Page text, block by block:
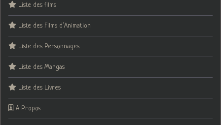
Liste des films
Liste des Films d’Animation
Liste des Personnages
Liste des Mangas
Liste des Livres
A Propos